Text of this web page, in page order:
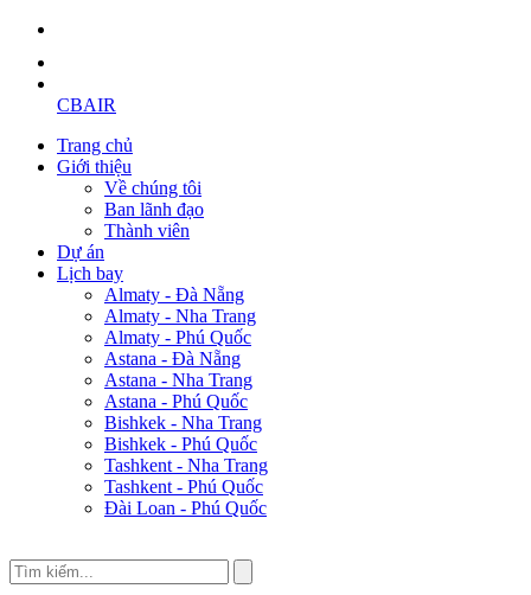
CBAIR
Trang chủ
Giới thiệu
Về chúng tôi
Ban lãnh đạo
Thành viên
Dự án
Lịch bay
Almaty - Đà Nẵng
Almaty - Nha Trang
Almaty - Phú Quốc
Astana - Đà Nẵng
Astana - Nha Trang
Astana - Phú Quốc
Bishkek - Nha Trang
Bishkek - Phú Quốc
Tashkent - Nha Trang
Tashkent - Phú Quốc
Đài Loan - Phú Quốc